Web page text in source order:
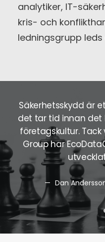
analytiker, IT-
kris- och
ledningsgrupp leds
Säkerhetsskydd är
det tar tid innan det
företagskultur.
Group har
Dan